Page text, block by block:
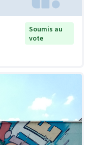
Soumis au
vote